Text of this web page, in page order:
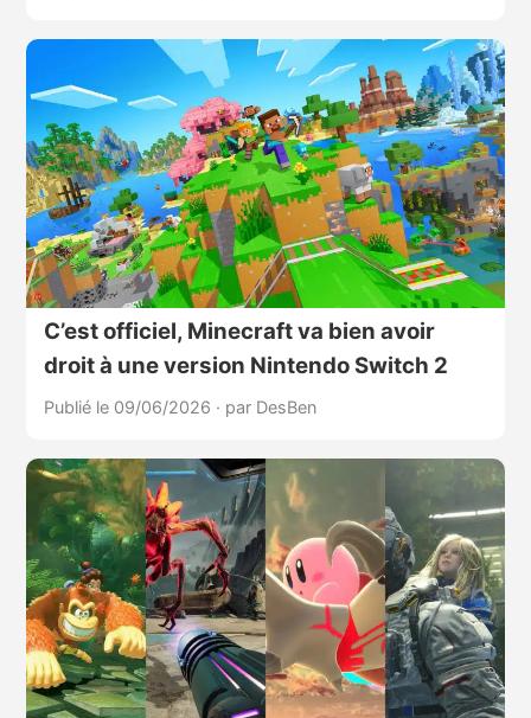
C’est officiel, Minecraft va bien avoir
droit à une version Nintendo Switch 2
Publié le 09/06/2026 · par DesBen